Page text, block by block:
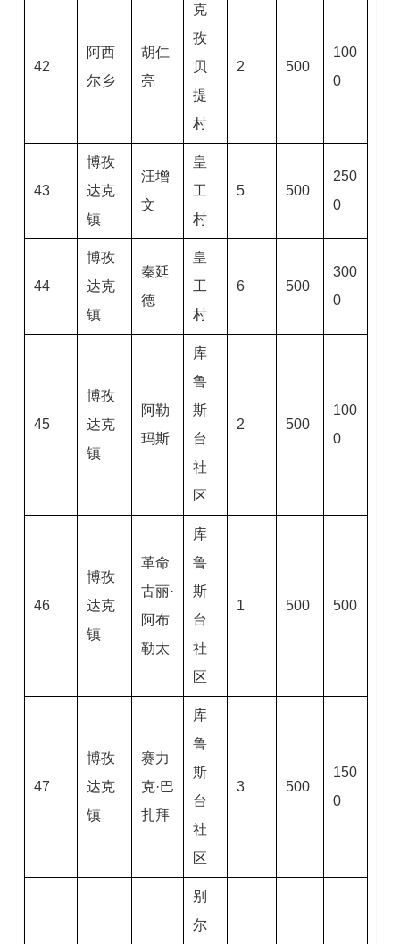
42
阿西
尔乡
胡仁
亮
克
孜
贝
提
村
2 500
100
0
43
博孜
达克
镇
汪增
文
皇
工
村
5 500
250
0
44
博孜
达克
镇
秦延
德
皇
工
村
6 500
300
0
45
博孜
达克
镇
阿勒
玛斯
库
鲁
斯
台
社
区
2 500
100
0
46
博孜
达克
镇
革命
古丽·
阿布
勒太
库
鲁
斯
台
社
区
1 500 500
47
博孜
达克
镇
赛力
克·巴
扎拜
库
鲁
斯
台
社
区
3 500
150
0
别
尔